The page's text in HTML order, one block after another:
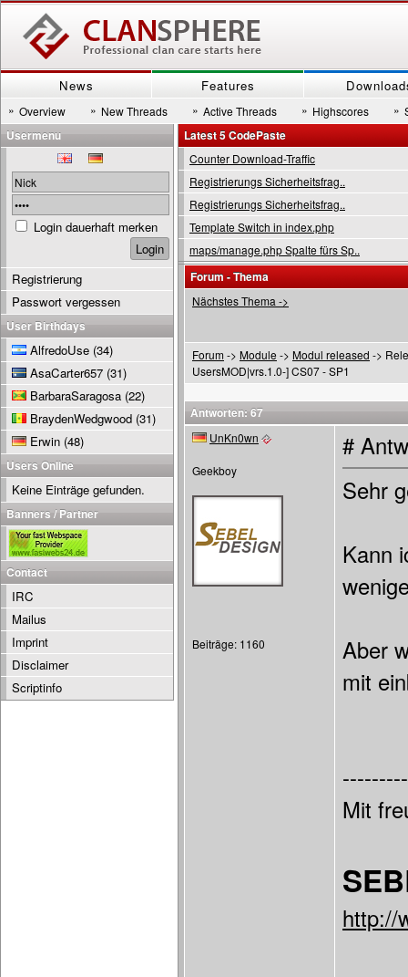
News Features
» Overview » New Threads » Active Threads » Highscores »
Latest 5 CodePaste
Counter Download-Traffic
Registrierungs Sicherheitsfrag..
Registrierungs Sicherheitsfrag..
Template Switch in index.php
maps/manage.php Spalte fürs Sp..
Forum - Thema
Nächstes Thema ->
Forum-> Module -> Modul released ->
UsersMOD|vrs.1.0-] CS07 - SP1
Antworten: 67
UnKn0wn
Geekboy
Beiträge: 1160
#
Sehr
Kann
Aber
mit
Mit
http://
Usermenu
Login dauerhaft merken
Registrierung
Passwort vergessen
User Birthdays
AlfredoUse (34)
AsaCarter657 (31)
BarbaraSaragosa (22)
BraydenWedgwood (31)
Erwin (48)
Users Online
Keine Einträge gefunden.
Banners / Partner
Contact
IRC
Mailus
Imprint
Disclaimer
Scriptinfo